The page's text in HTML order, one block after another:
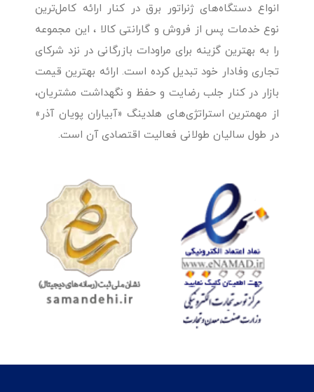
انواع دستگاه‌های ژنراتور برق در کنار ارائه کامل‌ترین
نوع خدمات پس از فروش و گارانتی کالا ، این مجموعه
را به بهترین گزینه برای مراودات بازرگانی در نزد شرکای
تجاری وفادار خود تبدیل کرده است. ارائه بهترین قیمت
بازار در کنار جلب رضایت و حفظ و نگهداشت مشتریان،
از مهمترین استراتژی‌های هلدینگ «آبیاران پویان آذر»
در طول سالیان طولانی فعالیت اقتصادی آن است.